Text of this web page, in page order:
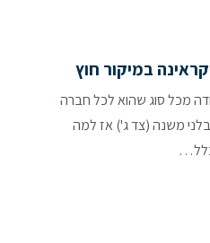
במיקור חוץ
מכל סוג שהוא לכל חברה
משנה (צד ג') אז למה